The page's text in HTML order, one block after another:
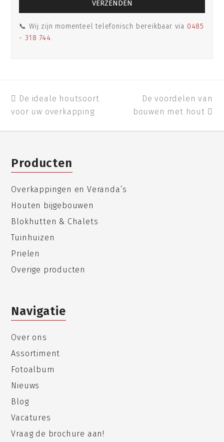
📞 Wij zijn momenteel telefonisch bereikbaar via 0485
- 318 744.
previous
post:
De ideale houtsoort
voor uw overkapping
next
post:
De voordelen van
bouwen met hout
Producten
Overkappingen en Veranda’s
Houten bijgebouwen
Blokhutten & Chalets
Tuinhuizen
Prielen
Overige producten
Navigatie
Over ons
Assortiment
Fotoalbum
Nieuws
Blog
Vacatures
Vraag de brochure aan!